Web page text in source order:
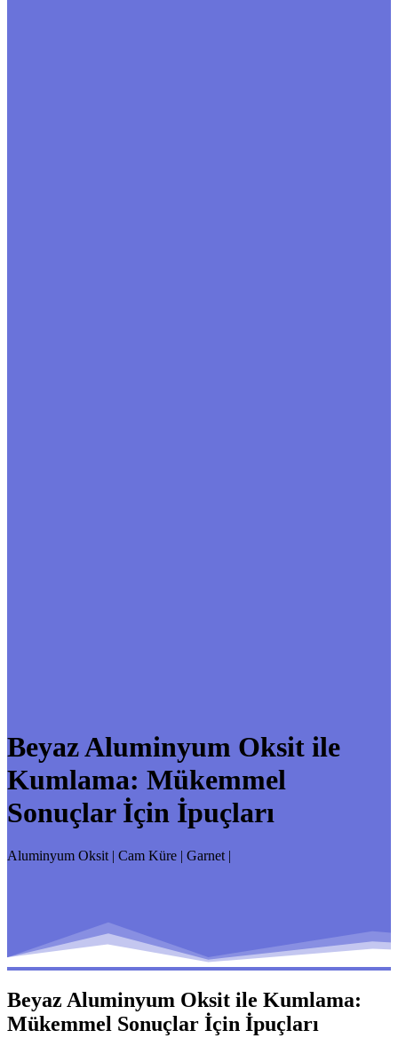
Beyaz Aluminyum Oksit ile
Kumlama: Mükemmel
Sonuçlar İçin İpuçları
Aluminyum Oksit | Cam Küre | Garnet |
Beyaz Aluminyum Oksit ile Kumlama:
Mükemmel Sonuçlar İçin İpuçları